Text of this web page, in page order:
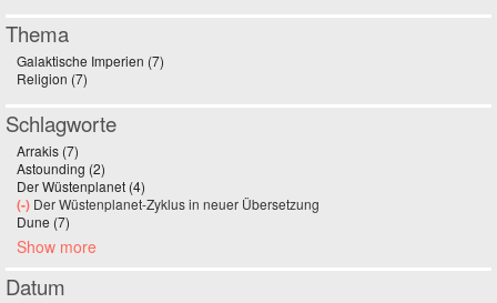
Thema
Galaktische Imperien (7)
Religion (7)
Schlagworte
Arrakis (7)
Astounding (2)
Der Wüstenplanet (4)
(-) Remove Der Wüstenplanet-Zyklus in neuer Übersetzung filter
Der Wüstenplanet-Zyklus in neuer Übersetzung
Dune (7)
Show more
Datum